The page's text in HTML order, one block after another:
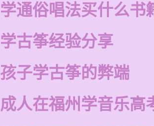
学通俗唱法买什么书
学古筝经验分享
孩子学古筝的弊端
成人在福州学音乐高